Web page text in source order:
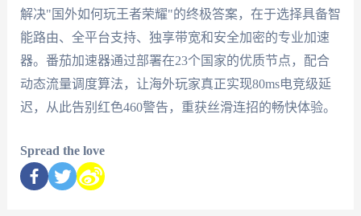
解决"国外如何玩王者荣耀"的终极答案，在于选择具备智
能路由、全平台支持、独享带宽和安全加密的专业加速
器。番茄加速器通过部署在23个国家的优质节点，配合
动态流量调度算法，让海外玩家真正实现80ms电竞级延
迟，从此告别红色460警告，重获丝滑连招的畅快体验。
Spread the love